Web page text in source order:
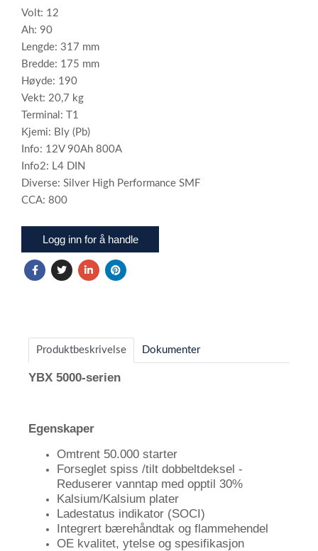
Volt: 12
Ah: 90
Lengde: 317 mm
Bredde: 175 mm
Høyde: 190
Vekt: 20,7 kg
Terminal: T1
Kjemi: Bly (Pb)
Info: 12V 90Ah 800A
Info2: L4 DIN
Diverse: Silver High Performance SMF
CCA: 800
Logg inn for å handle
Produktbeskrivelse Dokumenter
YBX 5000-serien
Egenskaper
Omtrent 50.000 starter
Forseglet spiss /tilt dobbeltdeksel -
Reduserer vanntap med opptil 30%
Kalsium/Kalsium plater
Ladestatus indikator (SOCI)
Integrert bærehåndtak og flammehendel
OE kvalitet, ytelse og spesifikasjon